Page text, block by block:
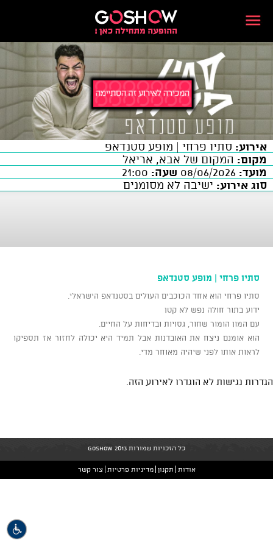
אירוע: סתיו פרחי | מופע סטנדאפ
מקום: המקום של אבא, אריאל
מועד:
שעה:
סוג אירוע: ישיבה לא מסומנים
סתיו פרחי | מופע סטנדאפ
סתיו פרחי הוא אחד הכוכבים העולים בסטנדאפ הישראלי.
ידוע בתור חולה נפש לא קטן
עם המון הומור שחור, גסויות ובדיחות על החיים.
הוא אומנם ניצח את האובדנות אבל תמיד היא יכולה לחזור אז תספיקו
לראות אותו לפני שיהיה מאוחר מדי.
הגדרות נגישות לא הוגדרו לאירוע הזה.
כל הזכויות שמורות GoShow 2013
אודות תקנון מדיניות פרטיות צור קשר